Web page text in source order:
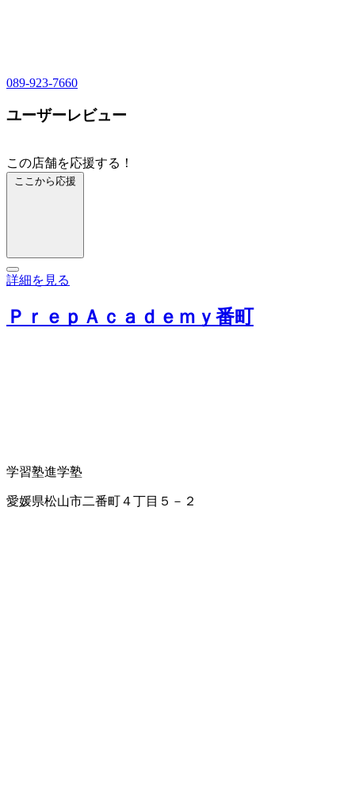
089-923-7660
ユーザーレビュー
この店舗を応援する！
ここから応援
詳細を見る
ＰｒｅｐＡｃａｄｅｍｙ番町
学習塾進学塾
愛媛県松山市二番町４丁目５－２